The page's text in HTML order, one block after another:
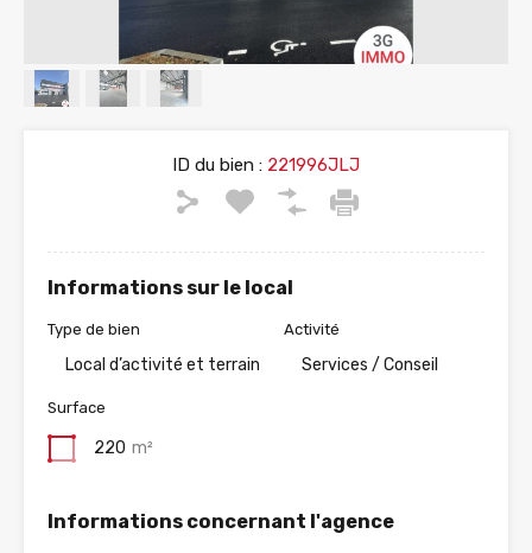
ID du bien : 221996JLJ
Informations sur le local
Type de bien
Local d’activité et terrain
Activité
Services / Conseil
Surface
220 m²
Informations concernant l'agence